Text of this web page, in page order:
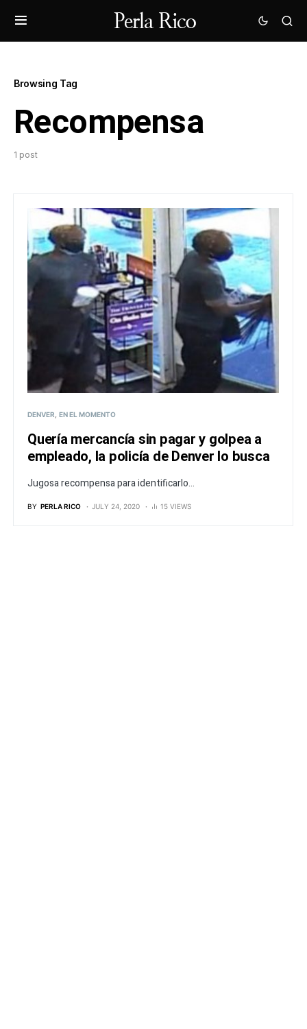
Browsing Tag
Recompensa
1 post
DENVER EN EL MOMENTO
Quería mercancía sin pagar y golpea a
empleado, la policía de Denver lo busca
Jugosa recompensa para identificarlo...
BY PERLA RICO JULY 24, 2020 15 VIEWS